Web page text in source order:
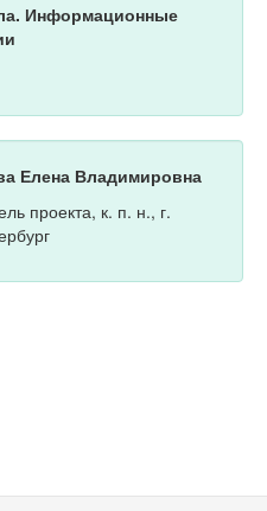
Информационные
Елена Владимировна
проекта, к. п. н., г.